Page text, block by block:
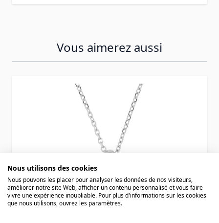
Vous aimerez aussi
Nous utilisons des cookies
Nous pouvons les placer pour analyser les données de nos visiteurs,
améliorer notre site Web, afficher un contenu personnalisé et vous faire
vivre une expérience inoubliable. Pour plus d'informations sur les cookies
que nous utilisons, ouvrez les paramètres.